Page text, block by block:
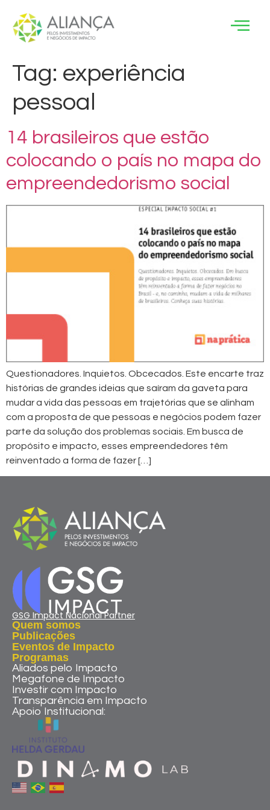
Tag: experiência
pessoal
14 brasileiros que estão
colocando o país no mapa do
empreendedorismo social
Questionadores. Inquietos. Obcecados. Este encarte traz
histórias de grandes ideias que saíram da gaveta para
mudar a vida das pessoas em trajetórias que se alinham
com a proposta de que pessoas e negócios podem fazer
parte da solução dos problemas sociais. Em busca de
propósito e impacto, esses empreendedores têm
reinventado a forma de fazer […]
GSG Impact Nacional Partner
Quem somos
Publicações
Eventos de Impacto
Programas
Aliados pelo Impacto
Megafone de Impacto
Investir com Impacto
Transparência em Impacto
Apoio Institucional: